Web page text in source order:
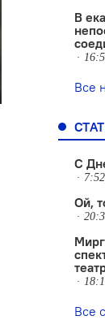
В
Все
С
Ой,
Все